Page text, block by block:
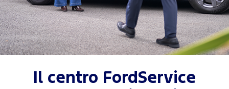
Il centro FordService